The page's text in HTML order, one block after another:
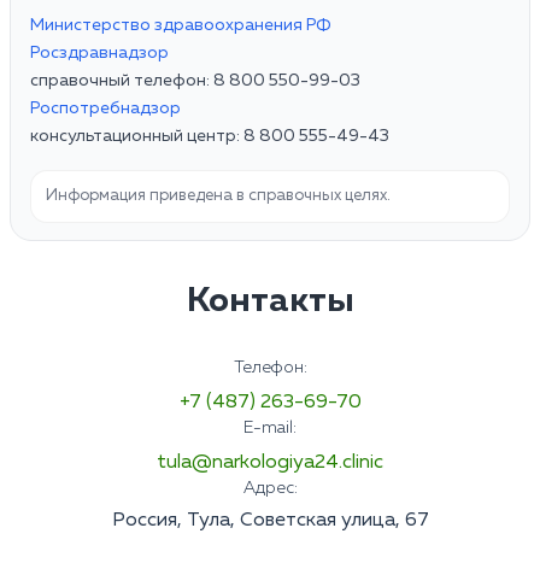
Министерство здравоохранения РФ
Росздравнадзор
справочный телефон: 8 800 550-99-03
Роспотребнадзор
консультационный центр: 8 800 555-49-43
Информация приведена в справочных целях.
Контакты
Телефон:
+7 (487) 263-69-70
E-mail:
tula@narkologiya24.clinic
Адрес:
Россия, Тула, Советская улица, 67